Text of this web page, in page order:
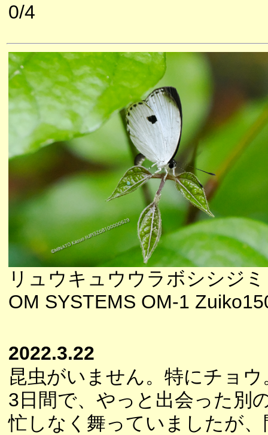
0/4
リュウキュウウラボシシジミ
OM SYSTEMS OM-1
2022.3.22
昆虫がいません。特にチョウ
3日間で、やっと出会った別
忙しなく舞っていましたが